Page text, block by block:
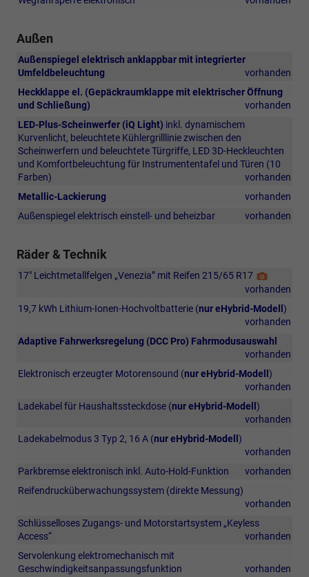
Außen
Außenspiegel elektrisch anklappbar mit integrierter
Umfeldbeleuchtung
vorhanden
Heckklappe el. (Gepäckraumklappe mit elektrischer Öffnung
und Schließung)
vorhanden
LED-Plus-Scheinwerfer (iQ Light) inkl. dynamischem
Kurvenlicht, beleuchtete Kühlergrilllinie zwischen den
Scheinwerfern und beleuchtete Türgriffe, LED 3D-Heckleuchten
und Komfortbeleuchtung für Instrumententafel und Türen (10
Farben)
vorhanden
Metallic-Lackierung
vorhanden
Außenspiegel elektrisch einstell- und beheizbar
vorhanden
Räder & Technik
17" Leichtmetallfelgen „Venezia” mit Reifen 215/65 R17
Foto
vorhanden
19,7 kWh Lithium-Ionen-Hochvoltbatterie (nur eHybrid-Modell )
vorhanden
Adaptive Fahrwerksregelung (DCC Pro) Fahrmodusauswahl
vorhanden
Elektronisch erzeugter Motorensound (nur eHybrid-Modell )
vorhanden
Ladekabel für Haushaltssteckdose (nur eHybrid-Modell )
vorhanden
Ladekabelmodus 3 Typ 2, 16 A (nur eHybrid-Modell )
vorhanden
Parkbremse elektronisch inkl. Auto-Hold-Funktion
vorhanden
Reifendrucküberwachungssystem (direkte Messung)
vorhanden
Schlüsselloses Zugangs- und Motorstartsystem „Keyless
Access“
vorhanden
Servolenkung elektromechanisch mit
Geschwindigkeitsanpassungsfunktion
vorhanden